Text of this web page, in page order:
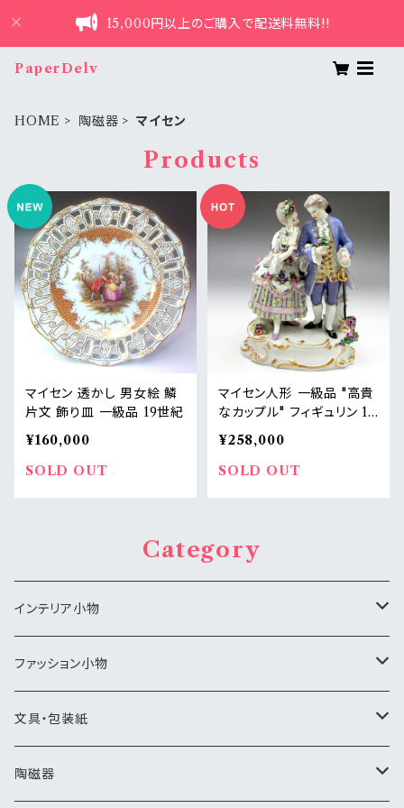
15,000円以上のご購入で配送料無料!!
PaperDelv
HOME 陶磁器 マイセン
Products
マイセン 透かし 男女絵 鱗
片文 飾り皿 一級品 19世紀
¥160,000
SOLD OUT
マイセン人形 一級品 "高貴
なカップル" フィギュリン 19
世紀 Meissen
¥258,000
SOLD OUT
Category
インテリア小物
アートパネル
ジュエリーボックス
小物入れ
ファッション小物
バッグ・ポーチ
化粧小物
文具・包装紙
ラッピングペーパー
陶磁器